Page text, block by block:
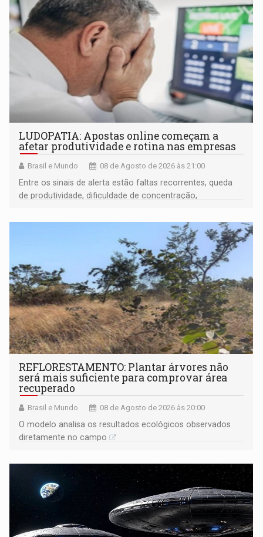
LUDOPATIA: Apostas online começam a
afetar produtividade e rotina nas empresas
Brasil e Mundo 08 de Agosto de 2026 às 21:00
Entre os sinais de alerta estão faltas recorrentes, queda
de produtividade, dificuldade de concentração,
REFLORESTAMENTO: Plantar árvores não
será mais suficiente para comprovar área
recuperado
Brasil e Mundo 08 de Agosto de 2026 às 20:00
O modelo analisa os resultados ecológicos observados
diretamente no campo